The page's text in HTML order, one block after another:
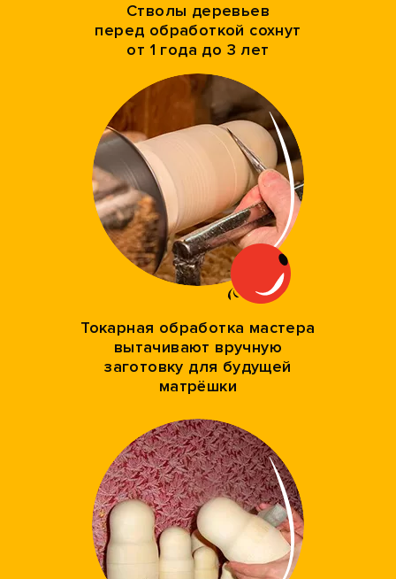
Стволы деревьев
перед обработкой сохнут
от 1 года до 3 лет
Токарная обработка мастера
вытачивают вручную
заготовку для будущей
матрёшки